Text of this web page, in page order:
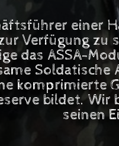
einer
Verfügung
das ASSA-
komprimierte
bildet.
seinen